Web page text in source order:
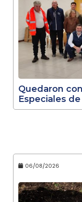
Quedaron
Especiales
06/08/2026